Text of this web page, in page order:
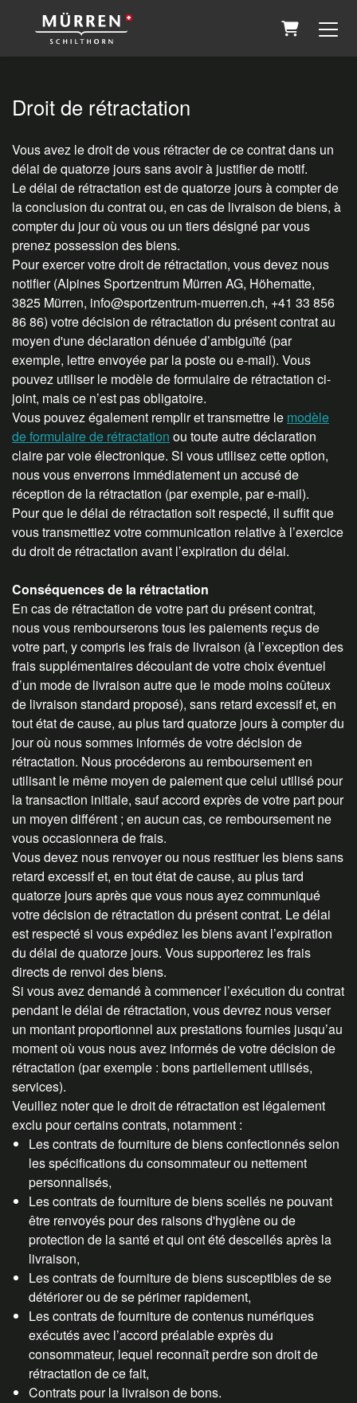
Panier
Droit de rétractation
Vous avez le droit de vous rétracter de ce contrat dans un
délai de quatorze jours sans avoir à justifier de motif.
Le délai de rétractation est de quatorze jours à compter de
la conclusion du contrat ou, en cas de livraison de biens, à
compter du jour où vous ou un tiers désigné par vous
prenez possession des biens.
Pour exercer votre droit de rétractation, vous devez nous
notifier (Alpines Sportzentrum Mürren AG, Höhematte,
3825 Mürren, info@sportzentrum-muerren.ch, +41 33 856
86 86) votre décision de rétractation du présent contrat au
moyen d'une déclaration dénuée d’ambiguïté (par
exemple, lettre envoyée par la poste ou e-mail). Vous
pouvez utiliser le modèle de formulaire de rétractation ci-
joint, mais ce n’est pas obligatoire.
Vous pouvez également remplir et transmettre le modèle
de formulaire de rétractation ou toute autre déclaration
claire par voie électronique. Si vous utilisez cette option,
nous vous enverrons immédiatement un accusé de
réception de la rétractation (par exemple, par e-mail).
Pour que le délai de rétractation soit respecté, il suffit que
vous transmettiez votre communication relative à l’exercice
du droit de rétractation avant l’expiration du délai.
Conséquences de la rétractation
En cas de rétractation de votre part du présent contrat,
nous vous rembourserons tous les paiements reçus de
votre part, y compris les frais de livraison (à l’exception des
frais supplémentaires découlant de votre choix éventuel
d’un mode de livraison autre que le mode moins coûteux
de livraison standard proposé), sans retard excessif et, en
tout état de cause, au plus tard quatorze jours à compter du
jour où nous sommes informés de votre décision de
rétractation. Nous procéderons au remboursement en
utilisant le même moyen de paiement que celui utilisé pour
la transaction initiale, sauf accord exprès de votre part pour
un moyen différent ; en aucun cas, ce remboursement ne
vous occasionnera de frais.
Vous devez nous renvoyer ou nous restituer les biens sans
retard excessif et, en tout état de cause, au plus tard
quatorze jours après que vous nous ayez communiqué
votre décision de rétractation du présent contrat. Le délai
est respecté si vous expédiez les biens avant l’expiration
du délai de quatorze jours. Vous supporterez les frais
directs de renvoi des biens.
Si vous avez demandé à commencer l’exécution du contrat
pendant le délai de rétractation, vous devrez nous verser
un montant proportionnel aux prestations fournies jusqu’au
moment où vous nous avez informés de votre décision de
rétractation (par exemple : bons partiellement utilisés,
services).
Veuillez noter que le droit de rétractation est légalement
exclu pour certains contrats, notamment :
Les contrats de fourniture de biens confectionnés selon
les spécifications du consommateur ou nettement
personnalisés,
Les contrats de fourniture de biens scellés ne pouvant
être renvoyés pour des raisons d'hygiène ou de
protection de la santé et qui ont été descellés après la
livraison,
Les contrats de fourniture de biens susceptibles de se
détériorer ou de se périmer rapidement,
Les contrats de fourniture de contenus numériques
exécutés avec l’accord préalable exprès du
consommateur, lequel reconnaît perdre son droit de
rétractation de ce fait,
Contrats pour la livraison de bons.